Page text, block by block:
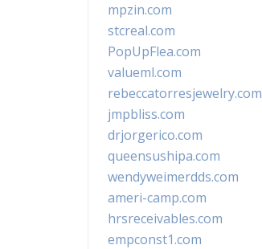
mpzin.com
stcreal.com
PopUpFlea.com
valueml.com
rebeccatorresjewelry.com
jmpbliss.com
drjorgerico.com
queensushipa.com
wendyweimerdds.com
ameri-camp.com
hrsreceivables.com
empconst1.com